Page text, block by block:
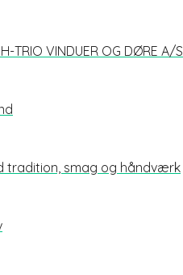
VINDUER OG DØRE A/S
tradition, smag og håndværk